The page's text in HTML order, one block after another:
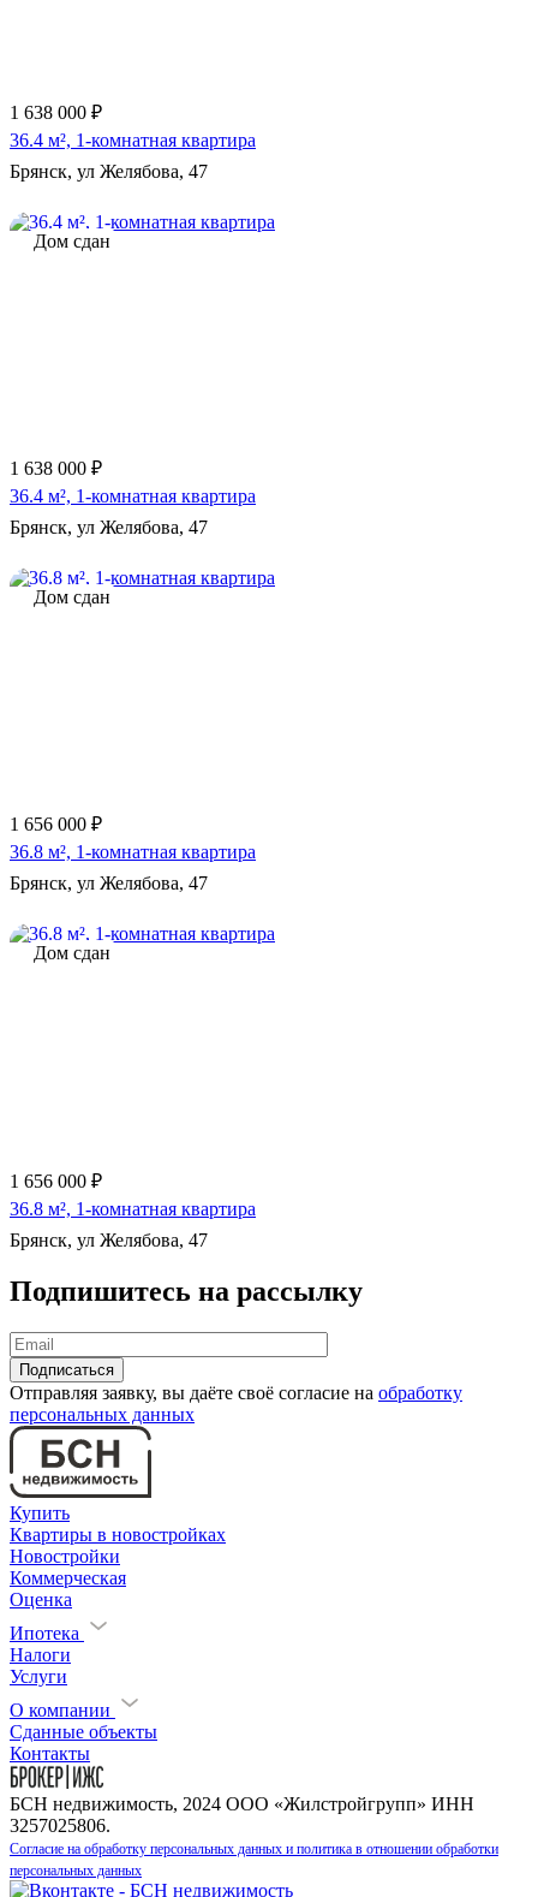
1 638 000 ₽
36.4 м², 1-комнатная квартира
Брянск, ул Желябова, 47
Дом сдан
1 638 000 ₽
36.4 м², 1-комнатная квартира
Брянск, ул Желябова, 47
Дом сдан
1 656 000 ₽
36.8 м², 1-комнатная квартира
Брянск, ул Желябова, 47
Дом сдан
1 656 000 ₽
36.8 м², 1-комнатная квартира
Брянск, ул Желябова, 47
Подпишитесь на рассылку
Отправляя заявку, вы даёте своё согласие на обработку
персональных данных
Купить
Квартиры в новостройках
Новостройки
Коммерческая
Оценка
Ипотека
Налоги
Услуги
О компании
Сданные объекты
Контакты
БСН недвижимость, 2024 ООО «Жилстройгрупп» ИНН
3257025806.
Согласие на обработку персональных данных и политика в отношении обработки
персональных данных